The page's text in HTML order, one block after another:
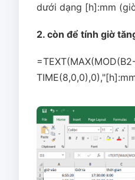
dưới dạng [h]:mm
2. còn để tính giờ